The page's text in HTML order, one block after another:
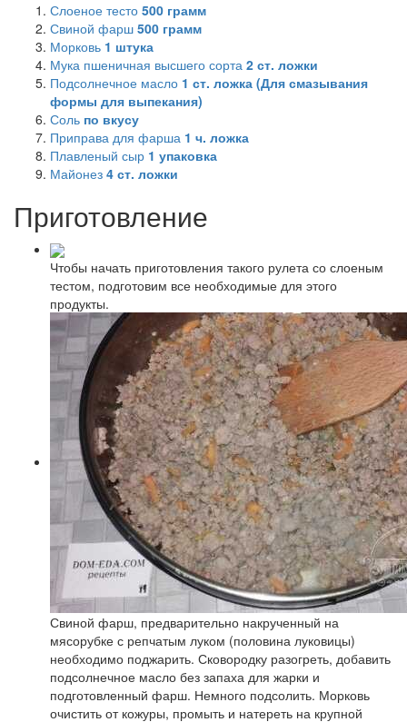
Слоеное тесто 500 грамм
Свиной фарш 500 грамм
Морковь 1 штука
Мука пшеничная высшего сорта 2 ст. ложки
Подсолнечное масло 1 ст. ложка (Для смазывания
формы для выпекания)
Соль по вкусу
Приправа для фарша 1 ч. ложка
Плавленый сыр 1 упаковка
Майонез 4 ст. ложки
Приготовление
Чтобы начать приготовления такого рулета со слоеным
тестом, подготовим все необходимые для этого
продукты.
Свиной фарш, предварительно накрученный на
мясорубке с репчатым луком (половина луковицы)
необходимо поджарить. Сковородку разогреть, добавить
подсолнечное масло без запаха для жарки и
подготовленный фарш. Немного подсолить. Морковь
очистить от кожуры, промыть и натереть на крупной